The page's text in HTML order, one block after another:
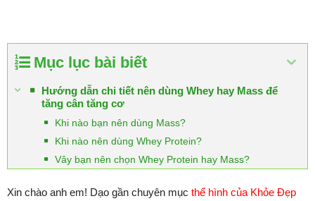
Mục lục bài biết
Hướng dẫn chi tiết nên dùng Whey hay Mass để
tăng cân tăng cơ
Khi nào bạn nên dùng Mass?
Khi nào nên dùng Whey Protein?
Vây bạn nên chọn Whey Protein hay Mass?
Xin chào anh em! Dạo gần chuyên mục thể hình của Khỏe Đẹp